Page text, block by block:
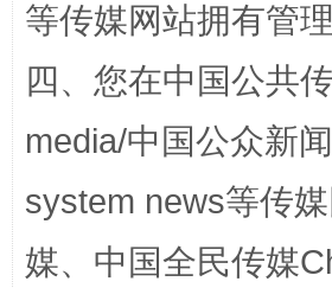
等传媒网站拥有管
四、您在中国公共
media/中国公众新
system news等传
媒、中国全民传媒